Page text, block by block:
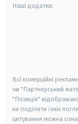
Наші додатки:
Всі комерційні
чи "Партнерський
"Позиція"
не поділяти їхніх
цитування можна